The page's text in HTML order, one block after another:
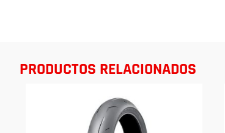
PRODUCTOS RELACIONADOS